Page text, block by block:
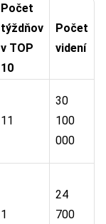
Počet
týždňov
v TOP
10
Počet
videní
11
30
100
000
1
24
700